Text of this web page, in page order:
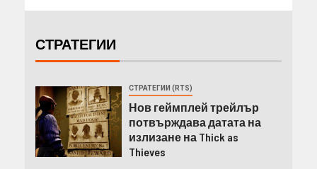
СТРАТЕГИИ
СТРАТЕГИИ (RTS)
Нов геймплей трейлър
потвърждава датата на
излизане на Thick as
Thieves